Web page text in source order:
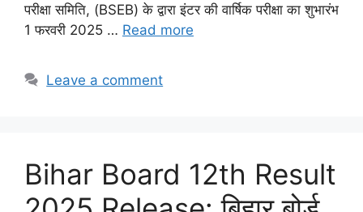
परीक्षा समिति, (BSEB) के द्वारा इंटर की वार्षिक परीक्षा का शुभारंभ
1 फरवरी 2025 … Read more
Leave a comment
Bihar Board 12th Result